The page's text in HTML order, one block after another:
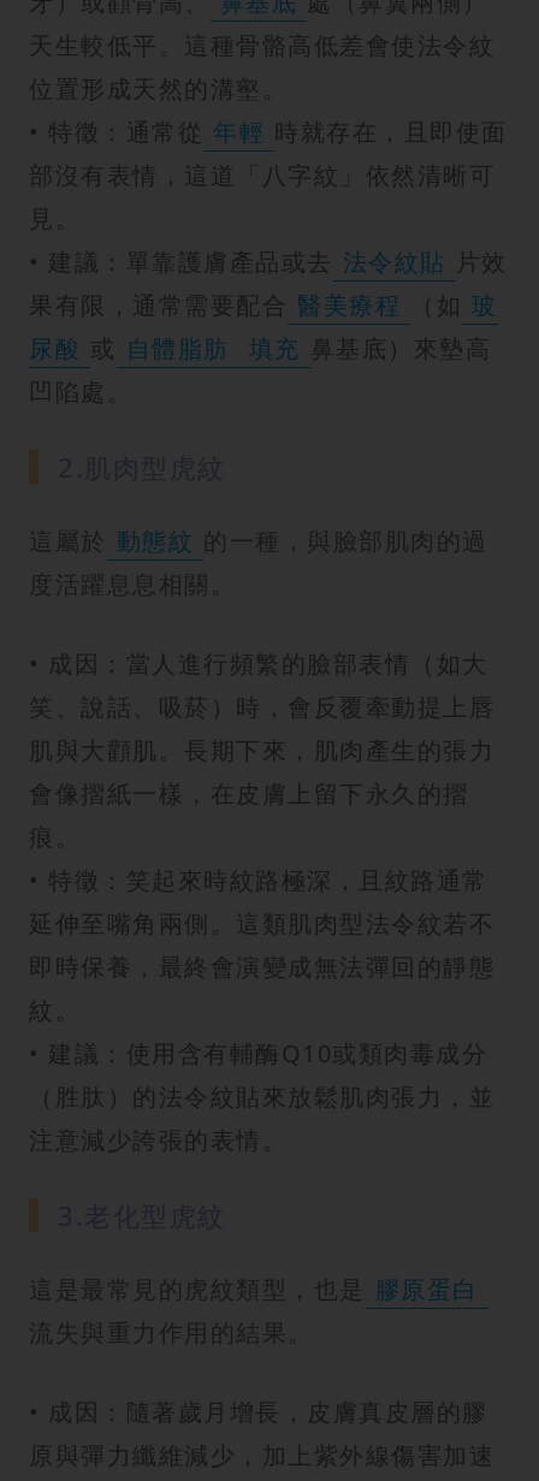
天生較低平。這種骨骼高低差會使法令紋
位置形成天然的溝壑。
• 特徵：通常從 年輕 時就存在，且即使面
部沒有表情，這道「八字紋」依然清晰可
見。
• 建議：單靠護膚產品或去 法令紋貼 片效
果有限，通常需要配合 醫美療程 （如 玻
尿酸 或 自體脂肪 填充 鼻基底）來墊高
凹陷處。
這屬於 動態紋 的一種，與臉部肌肉的過
度活躍息息相關。
• 成因：當人進行頻繁的臉部表情（如大
笑、說話、吸菸）時，會反覆牽動提上唇
肌與大顴肌。長期下來，肌肉產生的張力
會像摺紙一樣，在皮膚上留下永久的摺
痕。
• 特徵：笑起來時紋路極深，且紋路通常
延伸至嘴角兩側。這類肌肉型法令紋若不
即時保養，最終會演變成無法彈回的靜態
紋。
• 建議：使用含有輔酶Q10或類肉毒成分
（胜肽）的法令紋貼來放鬆肌肉張力，並
注意減少誇張的表情。
這是最常見的虎紋類型，也是 膠原蛋白
流失與重力作用的結果。
• 成因：隨著歲月增長，皮膚真皮層的膠
原與彈力纖維減少，加上紫外線傷害加速